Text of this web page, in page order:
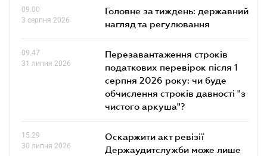
09.00
3 серпня 2026
Головне за тиждень: державний
нагляд та регулювання
09.47
31 липня 2026
Перезавантаження строків
податкових перевірок після 1
серпня 2026 року: чи буде
обчислення строків давності "з
чистого аркуша"?
15.29
30 липня 2026
Оскаржити акт ревізії
Держаудитслужби може лише